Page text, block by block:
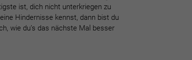
ist, dich nicht unterkriegen zu
Hindernisse kennst, dann bist du
wie du’s das nächste Mal besser